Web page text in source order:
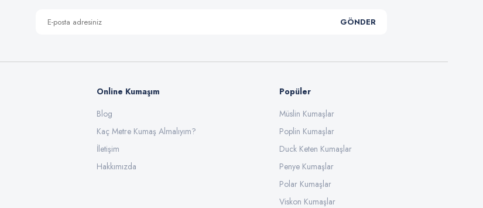
Gönder
GÖNDER
Online Kumaşım
Blog
Kaç Metre Kumaş Almalıyım?
İletişim
Hakkımızda
Popüler
Müslin Kumaşlar
Poplin Kumaşlar
Duck Keten Kumaşlar
Penye Kumaşlar
Polar Kumaşlar
Viskon Kumaşlar